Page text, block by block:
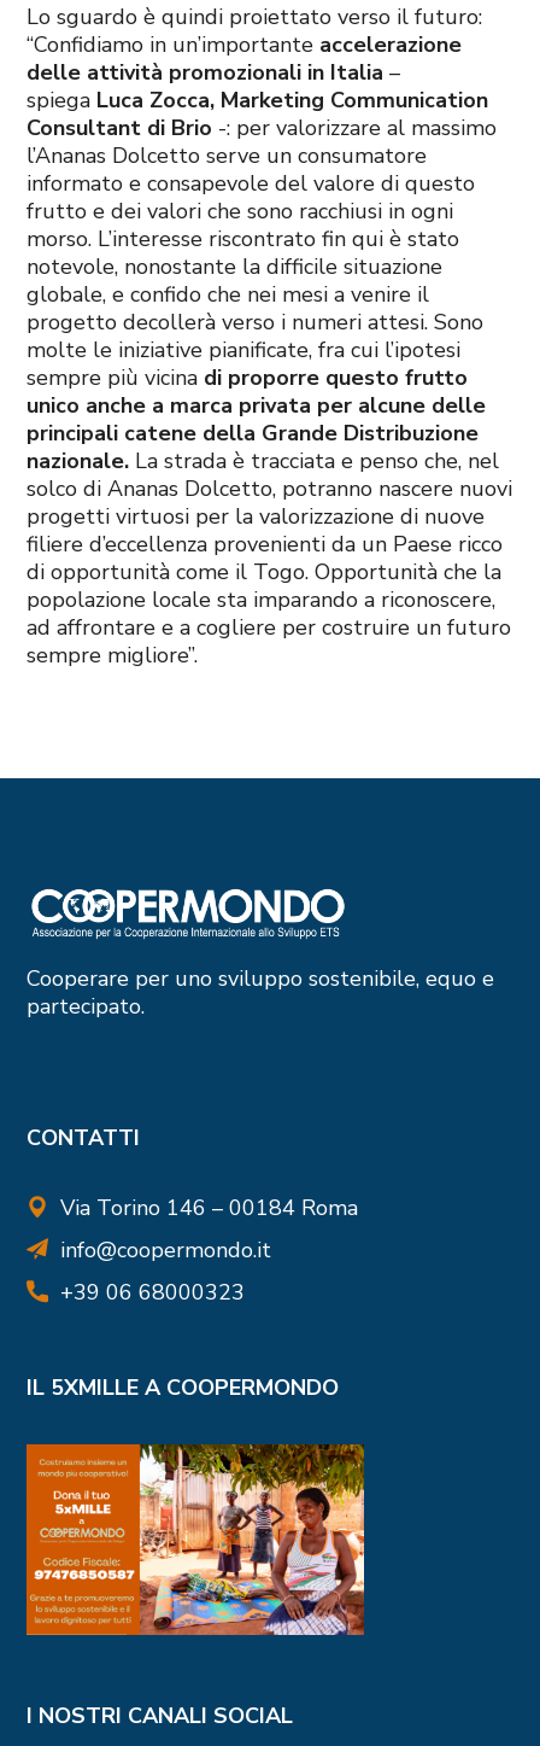
Lo sguardo è quindi proiettato verso il futuro:
“Confidiamo in un’importante accelerazione
delle attività promozionali in Italia –
spiega Luca Zocca, Marketing Communication
Consultant di Brio -: per valorizzare al massimo
l’Ananas Dolcetto serve un consumatore
informato e consapevole del valore di questo
frutto e dei valori che sono racchiusi in ogni
morso. L’interesse riscontrato fin qui è stato
notevole, nonostante la difficile situazione
globale, e confido che nei mesi a venire il
progetto decollerà verso i numeri attesi. Sono
molte le iniziative pianificate, fra cui l’ipotesi
sempre più vicina di proporre questo frutto
unico anche a marca privata per alcune delle
principali catene della Grande Distribuzione
nazionale. La strada è tracciata e penso che, nel
solco di Ananas Dolcetto, potranno nascere nuovi
progetti virtuosi per la valorizzazione di nuove
filiere d’eccellenza provenienti da un Paese ricco
di opportunità come il Togo. Opportunità che la
popolazione locale sta imparando a riconoscere,
ad affrontare e a cogliere per costruire un futuro
sempre migliore”.
Cooperare per uno sviluppo sostenibile, equo e
partecipato.
CONTATTI
Via Torino 146 – 00184 Roma
info@coopermondo.it
+39 06 68000323
IL 5XMILLE A COOPERMONDO
I NOSTRI CANALI SOCIAL